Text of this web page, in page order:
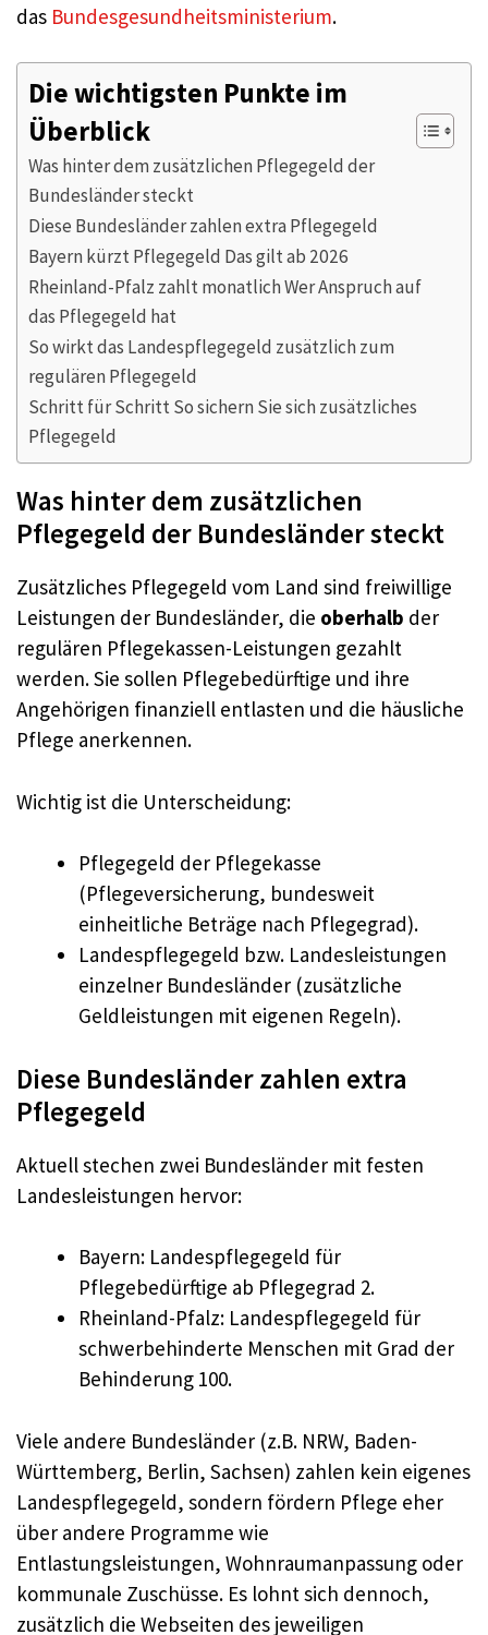
das Bundesgesundheitsministerium.
Die wichtigsten Punkte im
Überblick
Was hinter dem zusätzlichen Pflegegeld der
Bundesländer steckt
Diese Bundesländer zahlen extra Pflegegeld
Bayern kürzt Pflegegeld Das gilt ab 2026
Rheinland-Pfalz zahlt monatlich Wer Anspruch auf
das Pflegegeld hat
So wirkt das Landespflegegeld zusätzlich zum
regulären Pflegegeld
Schritt für Schritt So sichern Sie sich zusätzliches
Pflegegeld
Was hinter dem zusätzlichen
Pflegegeld der Bundesländer steckt
Zusätzliches Pflegegeld vom Land sind freiwillige
Leistungen der Bundesländer, die oberhalb der
regulären Pflegekassen-Leistungen gezahlt
werden. Sie sollen Pflegebedürftige und ihre
Angehörigen finanziell entlasten und die häusliche
Pflege anerkennen.
Wichtig ist die Unterscheidung:
Pflegegeld der Pflegekasse
(Pflegeversicherung, bundesweit
einheitliche Beträge nach Pflegegrad).
Landespflegegeld bzw. Landesleistungen
einzelner Bundesländer (zusätzliche
Geldleistungen mit eigenen Regeln).
Diese Bundesländer zahlen extra
Pflegegeld
Aktuell stechen zwei Bundesländer mit festen
Landesleistungen hervor:
Bayern: Landespflegegeld für
Pflegebedürftige ab Pflegegrad 2.
Rheinland-Pfalz: Landespflegegeld für
schwerbehinderte Menschen mit Grad der
Behinderung 100.
Viele andere Bundesländer (z.B. NRW, Baden-
Württemberg, Berlin, Sachsen) zahlen kein eigenes
Landespflegegeld, sondern fördern Pflege eher
über andere Programme wie
Entlastungsleistungen, Wohnraumanpassung oder
kommunale Zuschüsse. Es lohnt sich dennoch,
zusätzlich die Webseiten des jeweiligen